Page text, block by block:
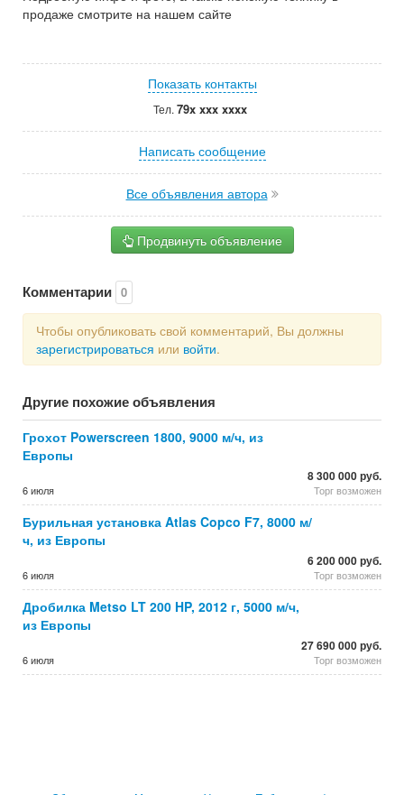
продаже смотрите на нашем сайте
Показать контакты
Тел. 79x xxx xxxx
Написать сообщение
Все объявления автора
Продвинуть объявление
Комментарии 0
Чтобы опубликовать свой комментарий, Вы должны
зарегистрироваться или войти.
Другие похожие объявления
Грохот Powerscreen 1800, 9000 м/ч, из
Европы
6 июля
8 300 000 руб.
Торг возможен
Бурильная установка Atlas Copco F7, 8000 м/
ч, из Европы
6 июля
6 200 000 руб.
Торг возможен
Дробилка Metso LT 200 HP, 2012 г, 5000 м/ч,
из Европы
6 июля
27 690 000 руб.
Торг возможен